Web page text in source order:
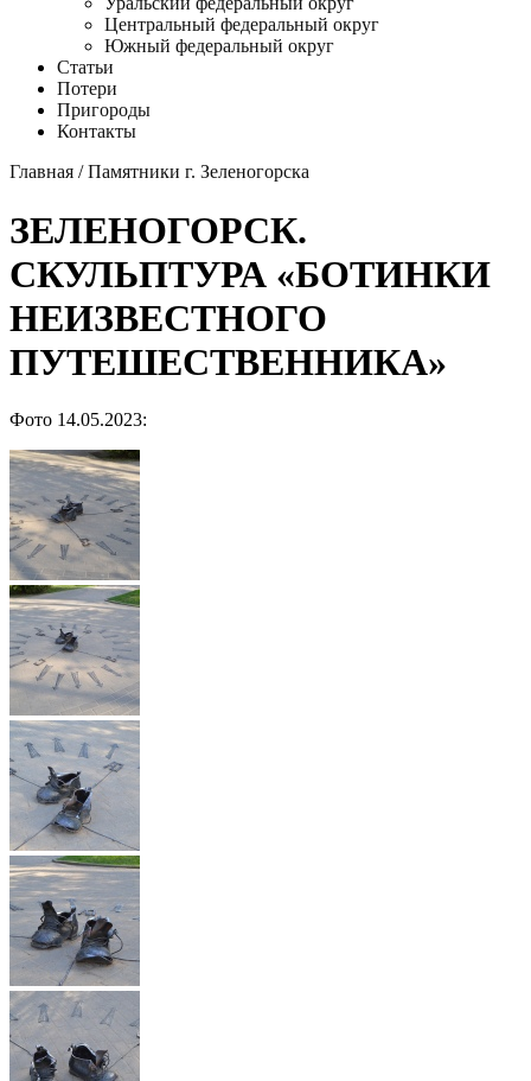
Центральный федеральный округ
Южный федеральный округ
Статьи
Потери
Пригороды
Контакты
Главная /Памятники г. Зеленогорска
ЗЕЛЕНОГОРСК.
СКУЛЬПТУРА «БОТИНКИ
НЕИЗВЕСТНОГО
ПУТЕШЕСТВЕННИКА»
Фото 14.05.2023: